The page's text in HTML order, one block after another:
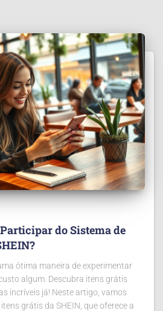
do Sistema de
ótima maneira de experimentar
algum. Descubra itens grátis
incríveis já! Neste artigo, vamos
grátis da SHEIN, que oferece a